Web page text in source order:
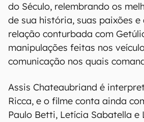
do Século, relembrando os
de sua história, suas paixões e
relação conturbada com
manipulações feitas nos
comunicação nos quais
Assis Chateaubriand é
Ricca, e o filme conta ainda
Paulo Betti, Letícia Sabatella e